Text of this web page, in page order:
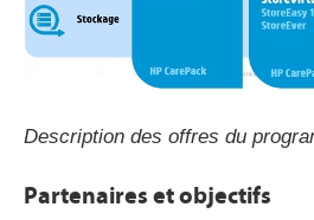
Description des offres du
Partenaires et objectifs